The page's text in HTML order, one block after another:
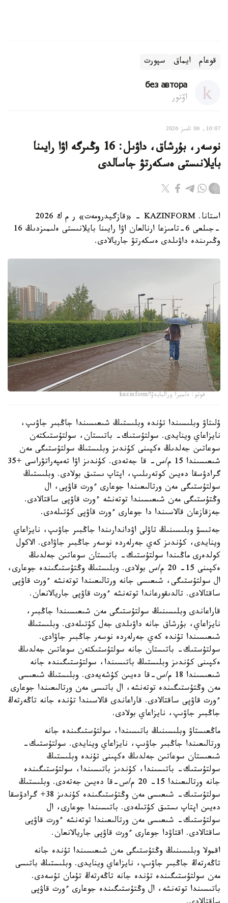
قوعام ايماق سپورت
без автора
اۆتور
10:07, 06 تامىز 2026
نوسەر، بۇرشاق، داۋىل: 16 وڭىرگە اۋا رايىنا
بايلانىستى ەسكەرتۋ جاسالدى
استانا. KAZINFORM - «قازگيدرومەت» ر م ك 2026
-جىلعى 6-تامىزعا ارنالعان اۋا رايىنا بايلانىستى ەلىمىزدىڭ 16
وڭىرىندە داۋىلدى ەسكەرتۋ جاريالادى.
فوتو: ەلميرا ورالبايەۆا/kazinform
ۇلىتاۋ وبلىسىندا تۇندە وبلىستىڭ شىعىسىندا جاڭبىر جاۋىپ،
نايزاعاي وينايدى. سولتۇستىك- باتىستان، سولتۇستىكتەن
سوعاتىن جەلدىڭ ەكپىنى كۇندىز وبلىستىڭ سولتۇستىگى مەن
شىعىسىندا 15 م/س- قا جەتەدى. كۇندىز اۋا تەمپەراتۋراسى +35
گرادۋسقا دەيىن كوتەرىلىپ، اپتاپ ىستىق بولادى. وبلىستىڭ
سولتۇستىگى مەن ورتالىعىندا جوعارى ءورت قاۋپى، ال
وڭتۇستىگى مەن شىعىسىندا توتەنشە ءورت قاۋپى ساقتالادى.
جەزقازعان قالاسىندا دا جوعارى ءورت قاۋپى كۇتىلەدى.
جەتىسۋ وبلىسىنىڭ تاۋلى اۋداندارىندا جاڭبىر جاۋىپ، نايزاعاي
وينايدى، كۇندىز كەي جەرلەردە نوسەر جاڭبىر جاۋادى. الاكول
كولدەرى ماڭىندا سولتۇستىك- باتىستان سوعاتىن جەلدىڭ
ەكپىنى 15- 20 م/س بولادى. وبلىستىڭ وڭتۇستىگىندە جوعارى،
ال سولتۇستىگى، شىعىسى جانە ورتالىعىندا توتەنشە ءورت قاۋپى
ساقتالادى. تالدىقورعاندا توتەنشە ءورت قاۋپى جاريالانعان.
قاراعاندى وبلىسىنىڭ سولتۇستىگى مەن شىعىسىندا جاڭبىر،
نايزاعاي، بۇرشاق جانە داۋىلدى جەل كۇتىلەدى. وبلىستىڭ
شىعىسىندا تۇندە كەي جەرلەردە نوسەر جاڭبىر جاۋادى.
سولتۇستىك- باتىستان جانە سولتۇستىكتەن سوعاتىن جەلدىڭ
ەكپىنى كۇندىز وبلىستىڭ باتىسىندا، سولتۇستىگىندە جانە
شىعىسىندا 18 م/س-قا دەيىن كۇشەيەدى. وبلىستىڭ شىعىسى
مەن وڭتۇستىگىندە توتەنشە، ال باتىسى مەن ورتالىعىندا جوعارى
ءورت قاۋپى ساقتالادى. قاراعاندى قالاسىندا تۇندە جانە تاڭەرتەڭ
جاڭبىر جاۋىپ، نايزاعاي بولادى.
ماڭعىستاۋ وبلىسىنىڭ باتىسىندا، سولتۇستىگىندە جانە
ورتالىعىندا جاڭبىر جاۋىپ، نايزاعاي وينايدى. سولتۇستىك-
شىعىستان سوعاتىن جەلدىڭ ەكپىنى تۇندە وبلىستىڭ
سولتۇستىك- باتىسىندا، كۇندىز باتىسىندا، سولتۇستىگىندە
جانە ورتالىعىندا 15- 20 م/س-قا دەيىن جەتەدى. وبلىستىڭ
سولتۇستىك- شىعىسى مەن وڭتۇستىگىندە كۇندىز 38+ گرادۋسقا
دەيىن اپتاپ ىستىق كۇتىلەدى. باتىسىندا جوعارى، ال
سولتۇستىك- شىعىسى مەن ورتالىعىندا توتەنشە ءورت قاۋپى
ساقتالادى. اقتاۋدا جوعارى ءورت قاۋپى جاريالانعان.
اقمولا وبلىسىنىڭ وڭتۇستىگى مەن شىعىسىندا تۇندە جانە
تاڭەرتەڭ جاڭبىر جاۋىپ، نايزاعاي وينايدى. وبلىستىڭ باتىسى
مەن سولتۇستىگىندە تۇندە جانە تاڭەرتەڭ تۇمان تۇسەدى.
باتىسىندا توتەنشە، ال وڭتۇستىگىندە جوعارى ءورت قاۋپى